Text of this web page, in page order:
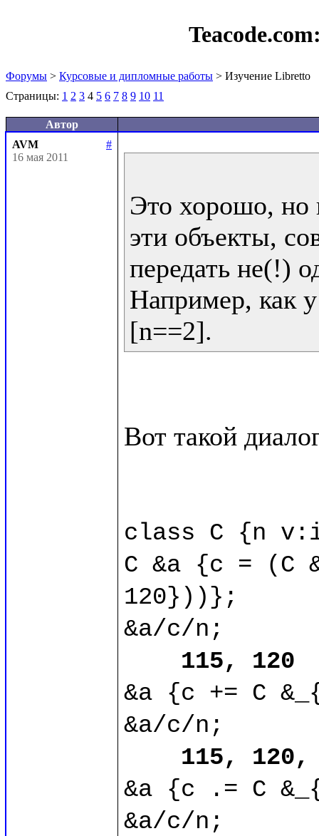
Форумы > Курсовые и дипломные работы > Изучение Libretto
Страницы: 1 2 3 4 5 6 7 8 9 10 11
Автор
AVM
#
16 мая 2011
Это хорошо, но
эти объекты,
передать не(!)
Например, как
Вот такой
class C {n
C &a {c = (C
120}))};
&a/c/n;
115, 120
&a {c += C
&a/c/n;
115, 120,
&a {c .= C
&a/c/n;